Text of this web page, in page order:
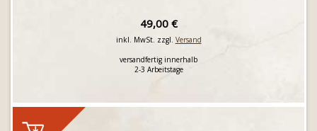
49,00 €
inkl. MwSt. zzgl. Versand
versandfertig innerhalb
2-3 Arbeitstage